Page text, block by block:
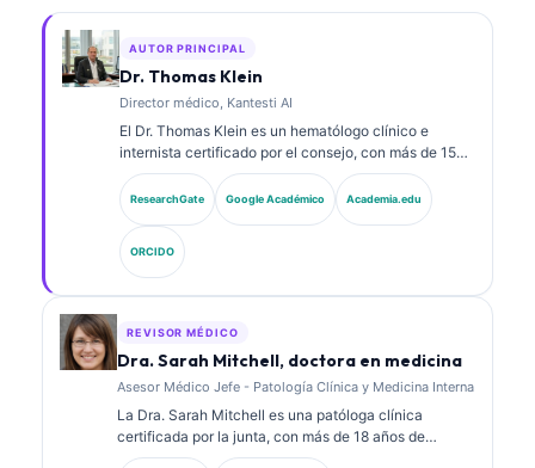
AUTOR PRINCIPAL
Dr. Thomas Klein
Director médico, Kantesti AI
El Dr. Thomas Klein es un hematólogo clínico e
internista certificado por el consejo, con más de 15
años de experiencia en medicina de laboratorio y
análisis clínico asistido por IA. Como Director Médico
(Chief Medical Officer) en Kantesti AI, proporciona
supervisión clínica sobre la exactitud médica de la
red neuronal propietaria. El Dr. Klein ha publicado
ampliamente sobre la interpretación de
biomarcadores y los diagnósticos de laboratorio en
temas de medicina de laboratorio.
ResearchGate Google Académico Academia.edu
ORCIDO
REVISOR MÉDICO
Dra. Sarah Mitchell, doctora en medicina
Asesor Médico Jefe - Patología Clínica y Medicina Interna
La Dra. Sarah Mitchell es una patóloga clínica
certificada por la junta, con más de 18 años de
experiencia en medicina de laboratorio y análisis